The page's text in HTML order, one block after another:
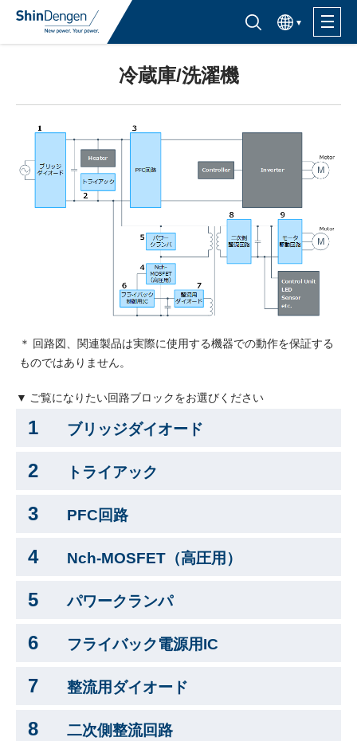
半導体製品検索はこちら
한국어
活用分野
サポート・サービス
サステナビリティ
IR情報
ニュース
冷蔵庫/洗濯機
＊ 回路図、関連製品は実際に使用する機器での動作を保証する
ものではありません。
▼ ご覧になりたい回路ブロックをお選びください
1 ブリッジダイオード
2 トライアック
3 PFC回路
4 Nch-MOSFET（高圧用）
5 パワークランパ
6 フライバック電源用IC
7 整流用ダイオード
8 二次側整流回路